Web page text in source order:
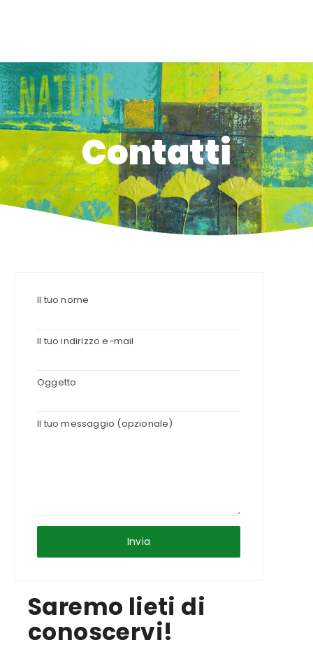
Contatti
Contatti
Il tuo nome
Il tuo indirizzo e-mail
Oggetto
Il tuo messaggio (opzionale)
Saremo lieti di
conoscervi!